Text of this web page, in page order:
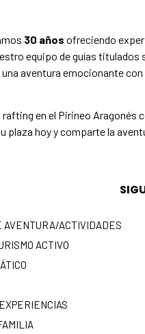
30 años ofreciendo
equipo de guías titulados
aventura emocionante con
en el Pirineo Aragonés
plaza hoy y comparte la
AVENTURA/ACTIVIDADES
ACTIVO